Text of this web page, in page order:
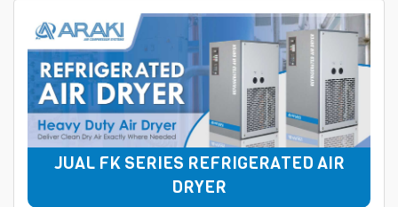
JUAL FK SERIES REFRIGERATED AIR
DRYER